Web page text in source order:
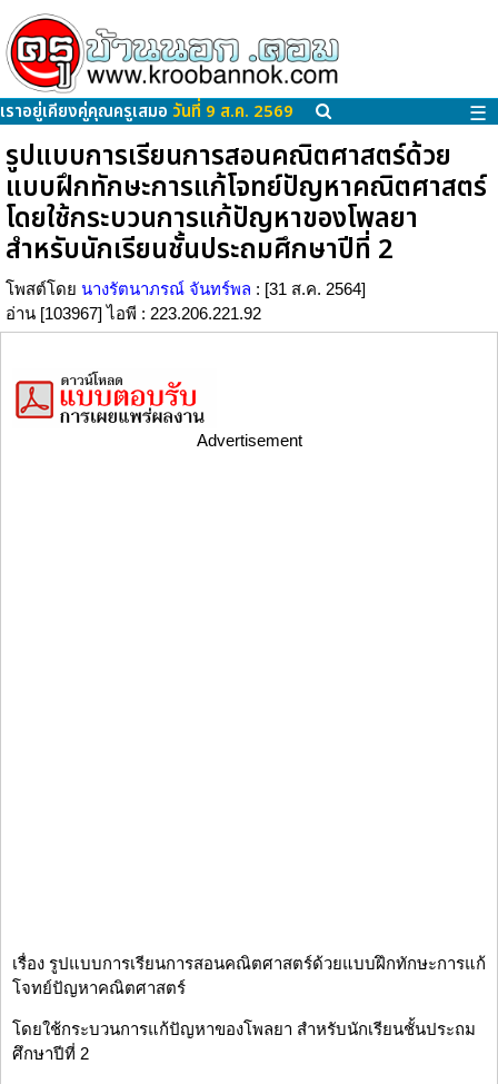
เราอยู่เคียงคู่คุณครูเสมอ วันที่ 9 ส.ค. 2569 ☰
รูปแบบการเรียนการสอนคณิตศาสตร์ด้วย
แบบฝึกทักษะการแก้โจทย์ปัญหาคณิตศาสตร์
โดยใช้กระบวนการแก้ปัญหาของโพลยา
สำหรับนักเรียนชั้นประถมศึกษาปีที่ 2
โพสต์โดย นางรัตนาภรณ์ จันทร์พล : [31 ส.ค. 2564]
อ่าน [103967] ไอพี : 223.206.221.92
Advertisement
เรื่อง รูปแบบการเรียนการสอนคณิตศาสตร์ด้วยแบบฝึกทักษะการแก้
โจทย์ปัญหาคณิตศาสตร์
โดยใช้กระบวนการแก้ปัญหาของโพลยา สำหรับนักเรียนชั้นประถม
ศึกษาปีที่ 2